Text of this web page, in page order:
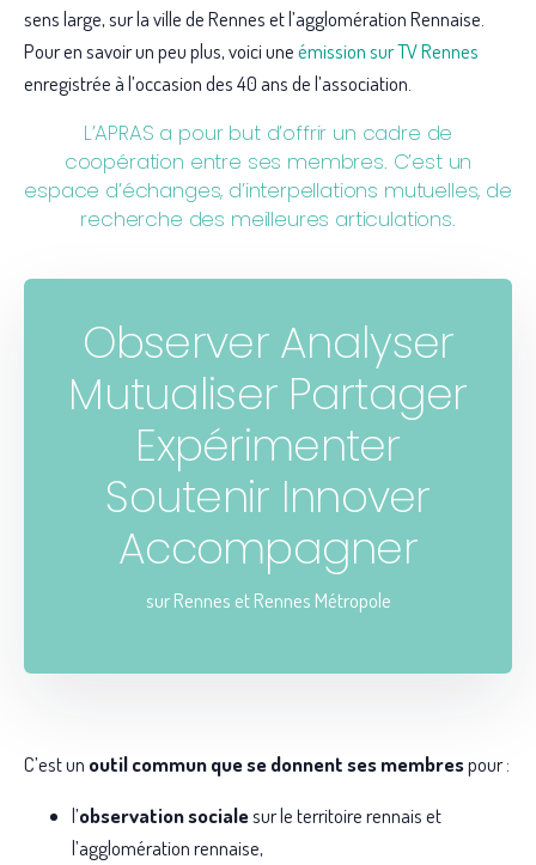
sens large, sur la ville de Rennes et l’agglomération Rennaise.
Pour en savoir un peu plus, voici uneémission sur TV Rennes
enregistrée à l’occasion des 40 ans de l’association.
L’APRAS a pour but d’offrir un cadre de
coopération entre ses membres. C’est un
espace d’échanges, d’interpellations mutuelles, de
recherche des meilleures articulations.
Observer Analyser
Mutualiser Partager
Expérimenter
Soutenir Innover
Accompagner
sur Rennes et Rennes Métropole
C’est un outil commun que se donnent ses membrespour :
l’observation socialesur le territoire rennais et
l’agglomération rennaise,